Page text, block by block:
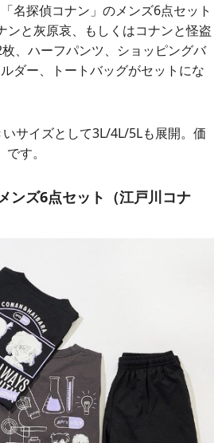
名探偵コナン」のメンズ6点セット
ンと灰原哀、もしくはコナンと怪盗
、ハーフパンツ、ショッピングバ
ダー、トートバッグがセットにな
サイズとして3L/4L/5Lも展開。価
す。
ンズ6点セット（江戸川コナ